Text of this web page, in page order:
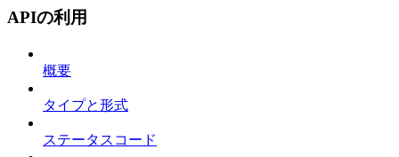
APIの利用
概要
タイプと形式
ステータスコード